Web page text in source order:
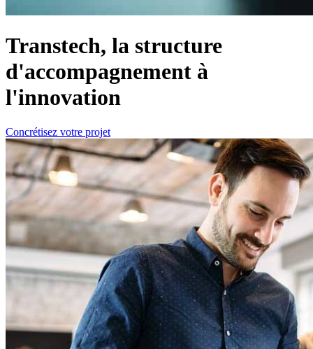
Transtech, la structure
d'accompagnement à
l'innovation
Concrétisez votre projet